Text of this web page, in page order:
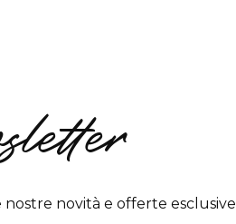
novità e offerte esclusive